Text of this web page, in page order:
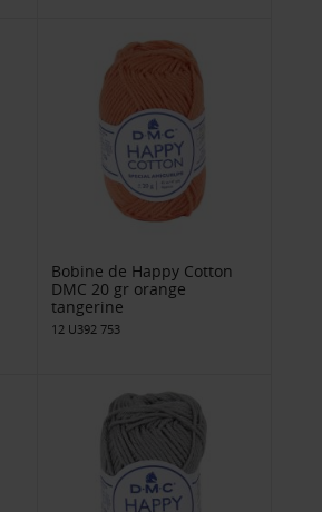
Bobine de Happy Cotton
DMC 20 gr orange
tangerine
12 U392 753